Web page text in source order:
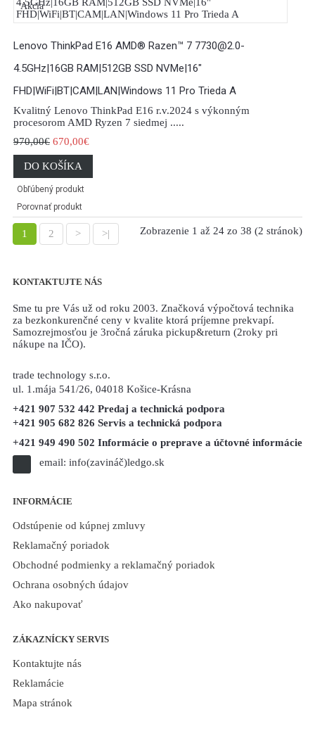
Akcia
Lenovo ThinkPad E16 AMD® Razen™ 7 7730@2.0-
4.5GHz|16GB RAM|512GB SSD NVMe|16"
FHD|WiFi|BT|CAM|LAN|Windows 11 Pro Trieda A
Kvalitný Lenovo ThinkPad E16 r.v.2024 s výkonným
procesorom AMD Ryzen 7 siedmej .....
970,00€ 670,00€
DO KOŠÍKA
Obľúbený produkt
Porovnať produkt
1 2 > >| Zobrazenie 1 až 24 zo 38 (2 stránok)
KONTAKTUJTE NÁS
Sme tu pre Vás už od roku 2003. Značková výpočtová technika
za bezkonkurenčné ceny v kvalite ktorá príjemne prekvapí.
Samozrejmosťou je 3ročná záruka pickup&return (2roky pri
nákupe na IČO).
trade technology s.r.o.
ul. 1.mája 541/26, 04018 Košice-Krásna
+421 907 532 442 Predaj a technická podpora
+421 905 682 826 Servis a technická podpora
+421 949 490 502 Informácie o preprave a účtovné informácie
email: info(zavináč)ledgo.sk
INFORMÁCIE
Odstúpenie od kúpnej zmluvy
Reklamačný poriadok
Obchodné podmienky a reklamačný poriadok
Ochrana osobných údajov
Ako nakupovať
ZÁKAZNÍCKY SERVIS
Kontaktujte nás
Reklamácie
Mapa stránok